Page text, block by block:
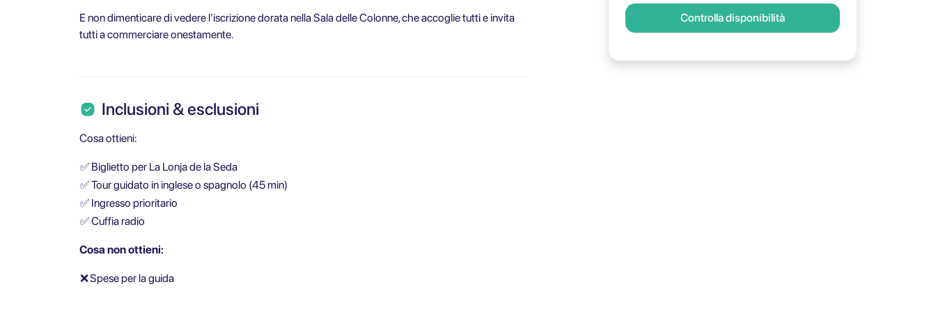
Controlla disponibilità
E non dimenticare di vedere l'iscrizione dorata nella Sala delle Colonne, che accoglie tutti e invita
tutti a commerciare onestamente.
Inclusioni & esclusioni
Cosa ottieni:
✅ Biglietto per La Lonja de la Seda
✅Tour guidato in inglese o spagnolo (45 min)
✅ Ingresso prioritario
✅Cuffia radio
Cosa non ottieni:
❌Spese per la guida